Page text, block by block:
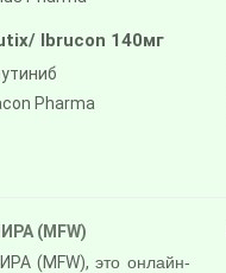
Ibrucon 140мг
Pharma
(MFW)
(MFW), это онлайн-